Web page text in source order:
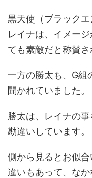
黒天使（ブラック
レイナは、イメー
ても素敵だと称賛さ
一方の勝太も、G組
聞かれていました。
勝太は、レイナの
勘違いしています。
側から見るとお似
違いもあって、な